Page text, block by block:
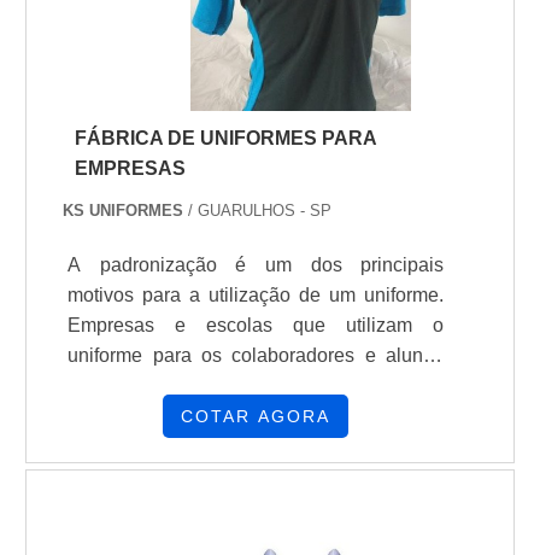
FÁBRICA DE UNIFORMES PARA
EMPRESAS
KS UNIFORMES / GUARULHOS - SP
A padronização é um dos principais
motivos para a utilização de um uniforme.
Empresas e escolas que utilizam o
uniforme para os colaboradores e alunos
que haja uma maior organização do
organização, o uniforme também é capaz
COTAR AGORA